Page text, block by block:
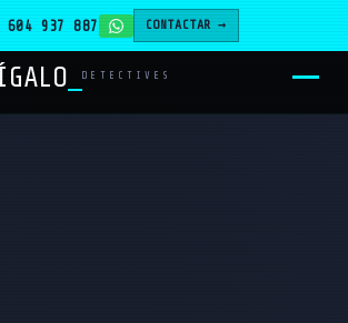
604 937 887 CONTACTAR →
DETECTIVES